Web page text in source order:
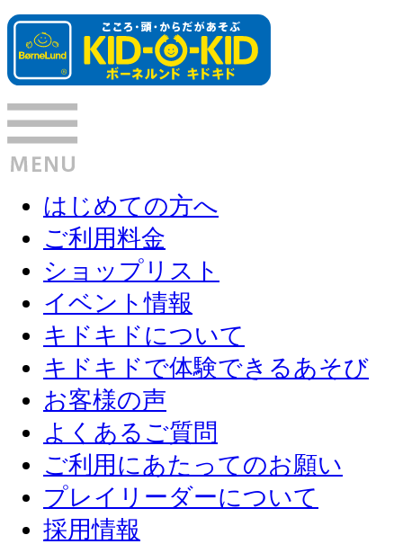
はじめての方へ
ご利用料金
ショップリスト
イベント情報
キドキドについて
キドキドで体験できるあそび
お客様の声
よくあるご質問
ご利用にあたってのお願い
プレイリーダーについて
採用情報